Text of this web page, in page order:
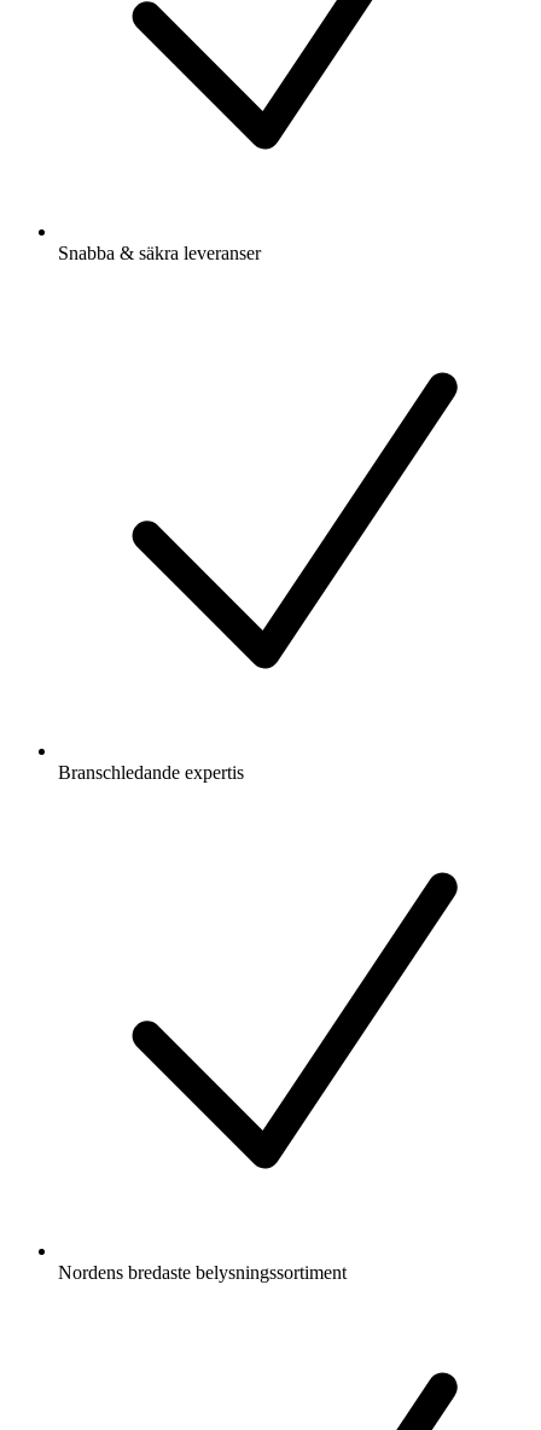
Snabba & säkra leveranser
Branschledande expertis
Nordens bredaste belysningssortiment